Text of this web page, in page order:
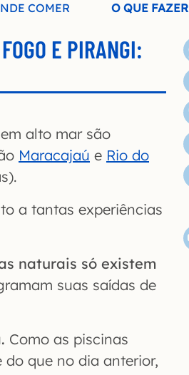
COMER O QUE FAZER
E PIRANGI:
alto mar são
Maracajaú e Rio do
a tantas experiências
naturais só existem
suas saídas de
Como as piscinas
que no dia anterior,